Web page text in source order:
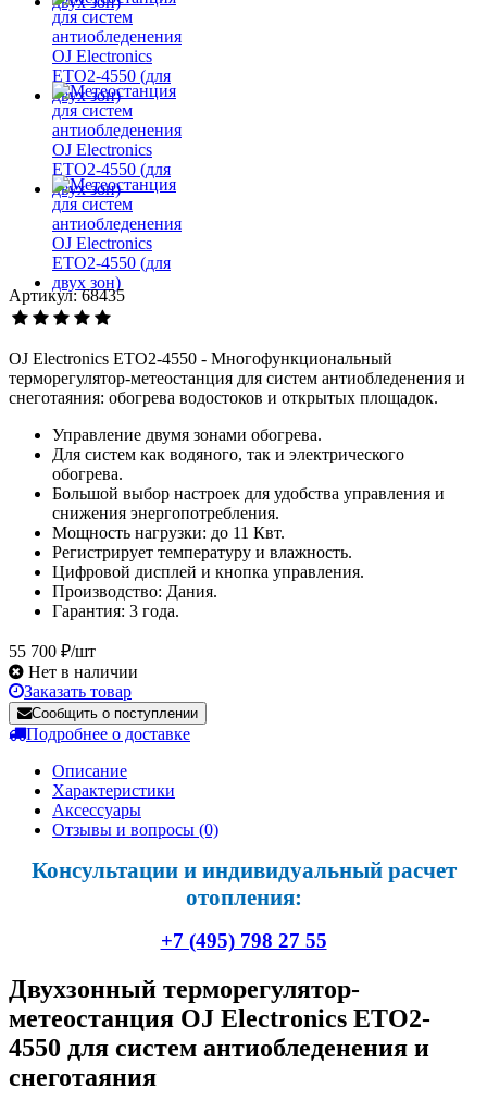
Артикул: 68435
OJ Electronics ETO2-4550 - Многофункциональный
терморегулятор-метеостанция для систем антиобледенения и
снеготаяния: обогрева водостоков и открытых площадок.
Управление двумя зонами обогрева.
Для систем как водяного, так и электрического
обогрева.
Большой выбор настроек для удобства управления и
снижения энергопотребления.
Мощность нагрузки: до 11 Квт.
Регистрирует температуру и влажность.
Цифровой дисплей и кнопка управления.
Производство: Дания.
Гарантия: 3 года.
55 700 ₽/шт
Нет в наличии
Заказать товар
Сообщить о поступлении
Подробнее о доставке
Описание
Характеристики
Аксессуары
Отзывы и вопросы (0)
Консультации и индивидуальный расчет
отопления:
+7 (495) 798 27 55
Двухзонный терморегулятор-
метеостанция OJ Electronics ETO2-
4550 для систем антиобледенения и
снеготаяния